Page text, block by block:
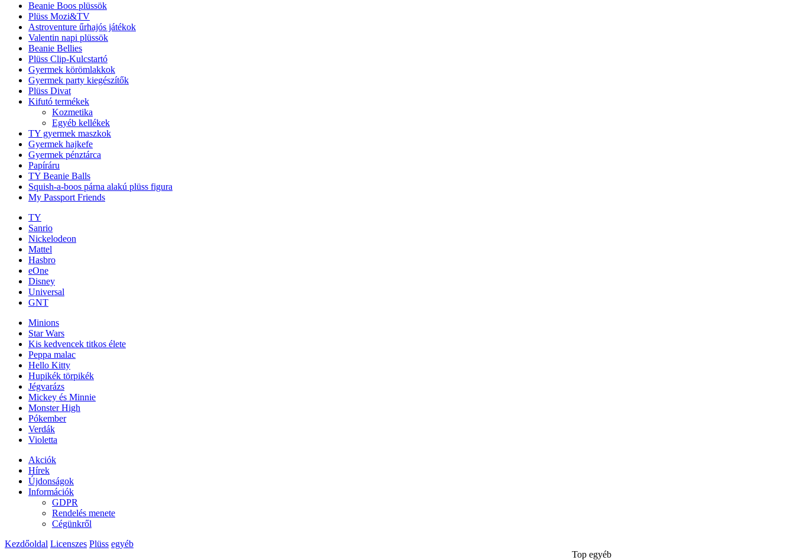
Beanie Boos plüssök
Plüss Mozi&TV
Astroventure űrhajós játékok
Valentin napi plüssök
Beanie Bellies
Plüss Clip-Kulcstartó
Gyermek körömlakkok
Gyermek party kiegészítők
Plüss Divat
Kifutó termékek
Kozmetika
Egyéb kellékek
TY gyermek maszkok
Gyermek hajkefe
Gyermek pénztárca
Papíráru
TY Beanie Balls
Squish-a-boos párna alakú plüss figura
My Passport Friends
TY
Sanrio
Nickelodeon
Mattel
Hasbro
eOne
Disney
Universal
GNT
Minions
Star Wars
Kis kedvencek titkos élete
Peppa malac
Hello Kitty
Hupikék törpikék
Jégvarázs
Mickey és Minnie
Monster High
Pókember
Verdák
Violetta
Akciók
Hírek
Újdonságok
Információk
GDPR
Rendelés menete
Cégünkről
Kezdőoldal Licenszes Plüss egyéb
Top egyéb